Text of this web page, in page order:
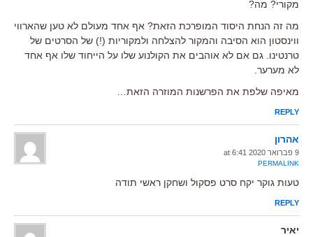
מקורי? מה?
מה זה הנחת היסוד המופרכת הזאת? אף אחד מעולם לא טען שהארווי
ווינסטון הוא הסיבה והמקור להצלחה ולמקוריות (!) של הסרטים של
טרנטינו. גם אם לא אוהבים את הקולנוע שלו על הייחוד שלו אף אחד
לא מערער.
מאיפה שלפת את הפרשנות המוזרה הזאת…
REPLY
אהרון
9 פברואר 2020 at 6:41
PERMALINK
טעות גוקר יקח סרט פסקול ושחקן ראשי תודה
REPLY
יאיר